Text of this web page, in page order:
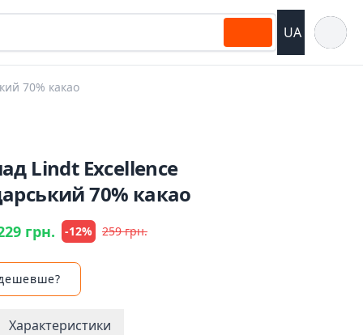
UA
70% какао
Lindt Excellence
70% какао
грн. -12% 259 грн.
Характеристики